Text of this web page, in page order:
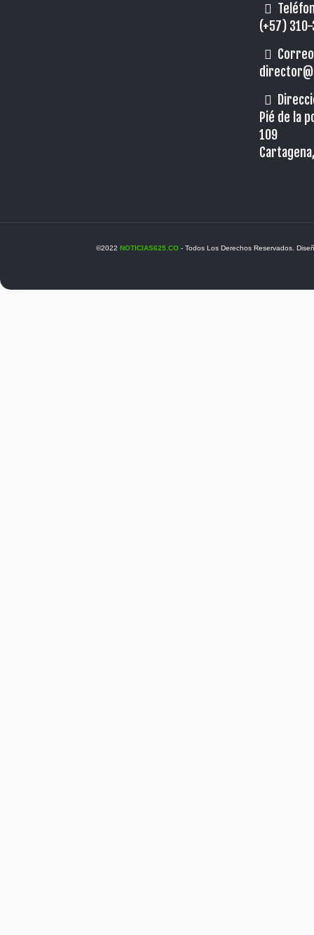
(+57)
Pié de la
109
©2022 NOTICIAS625.CO - Todos Los Derechos Reservados.